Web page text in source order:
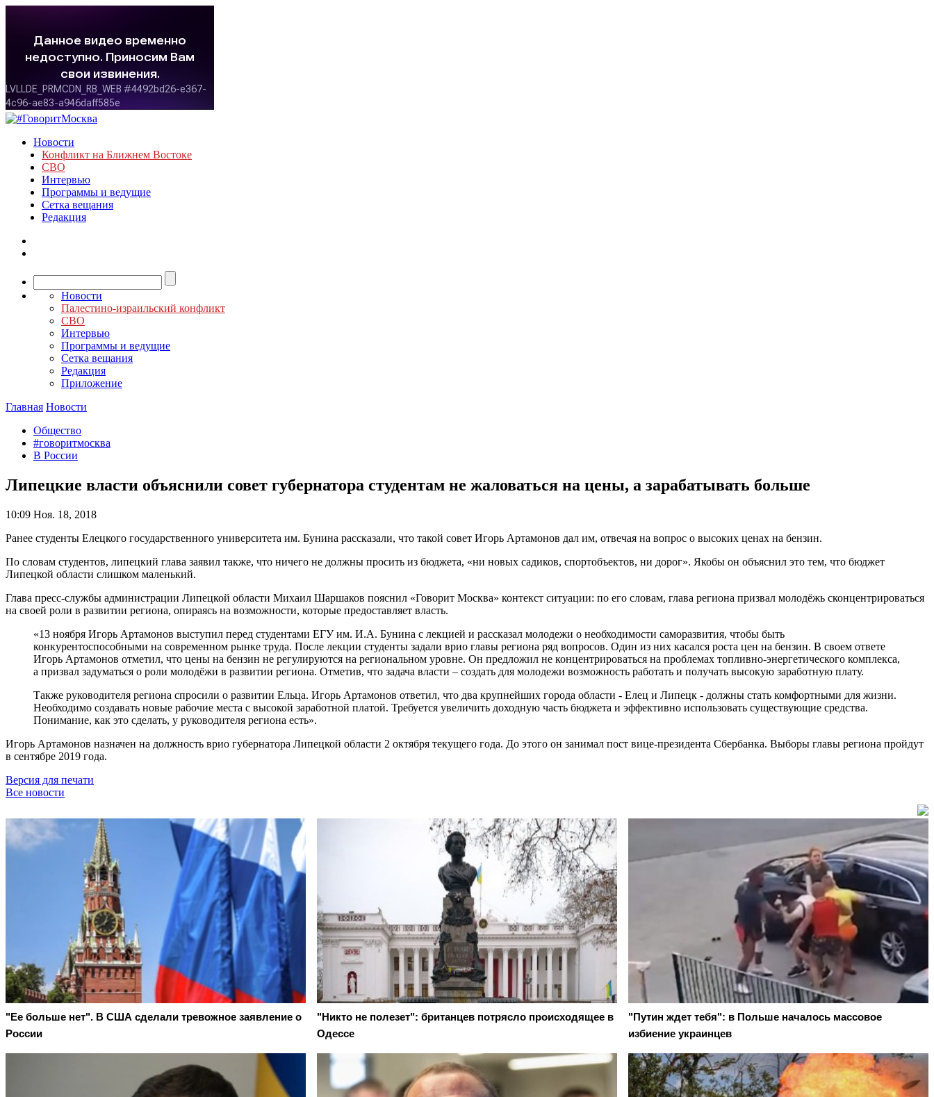
Новости
Конфликт на Ближнем Востоке
СВО
Интервью
Программы и ведущие
Сетка вещания
Редакция
Новости
Палестино-израильский конфликт
СВО
Интервью
Программы и ведущие
Сетка вещания
Редакция
Приложение
Главная Новости
Общество
#говоритмосква
В России
Липецкие власти объяснили совет губернатора студентам не жаловаться на цены, а зарабатывать больше
10:09 Ноя. 18, 2018
Ранее студенты Елецкого государственного университета им. Бунина рассказали, что такой совет Игорь Артамонов дал им, отвечая на вопрос о высоких ценах на бензин.
По словам студентов, липецкий глава заявил также, что ничего не должны просить из бюджета, «ни новых садиков, спортобъектов, ни дорог». Якобы он объяснил это тем, что бюджет
Липецкой области слишком маленький.
Глава пресс-службы администрации Липецкой области Михаил Шаршаков пояснил «Говорит Москва» контекст ситуации: по его словам, глава региона призвал молодёжь сконцентрироваться
на своей роли в развитии региона, опираясь на возможности, которые предоставляет власть.
«13 ноября Игорь Артамонов выступил перед студентами ЕГУ им. И.А. Бунина с лекцией и рассказал молодежи о необходимости саморазвития, чтобы быть
конкурентоспособными на современном рынке труда. После лекции студенты задали врио главы региона ряд вопросов. Один из них касался роста цен на бензин. В своем ответе
Игорь Артамонов отметил, что цены на бензин не регулируются на региональном уровне. Он предложил не концентрироваться на проблемах топливно-энергетического комплекса,
а призвал задуматься о роли молодёжи в развитии региона. Отметив, что задача власти – создать для молодежи возможность работать и получать высокую заработную плату.
Также руководителя региона спросили о развитии Ельца. Игорь Артамонов ответил, что два крупнейших города области - Елец и Липецк - должны стать комфортными для жизни.
Необходимо создавать новые рабочие места с высокой заработной платой. Требуется увеличить доходную часть бюджета и эффективно использовать существующие средства.
Понимание, как это сделать, у руководителя региона есть».
Игорь Артамонов назначен на должность врио губернатора Липецкой области 2 октября текущего года. До этого он занимал пост вице-президента Сбербанка. Выборы главы региона пройдут
в сентябре 2019 года.
Версия для печати
Все новости
"Ее больше нет". В США сделали тревожное заявление о
России
"Никто не полезет": британцев потрясло происходящее в
Одессе
"Путин ждет тебя": в Польше началось массовое
избиение украинцев